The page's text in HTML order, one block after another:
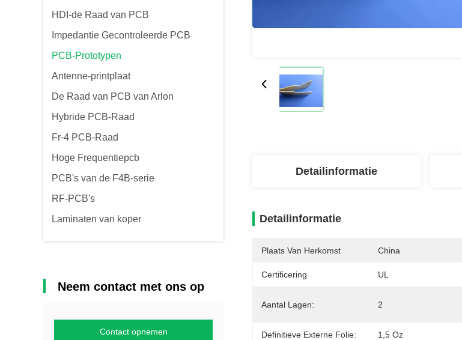
HDI-de Raad van PCB
Impedantie Gecontroleerde PCB
PCB-Prototypen
Antenne-printplaat
De Raad van PCB van Arlon
Hybride PCB-Raad
Fr-4 PCB-Raad
Hoge Frequentiepcb
PCB's van de F4B-serie
RF-PCB's
Laminaten van koper
Neem contact met ons op
Contact opnemen
Detailinformatie
Detailinformatie
Plaats Van Herkomst China
Certificering UL
Aantal Lagen: 2
Definitieve Externe Folie: 1,5 Oz